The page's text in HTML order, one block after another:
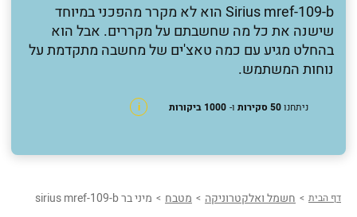
Sirius mref-109-b הוא לא מקרר מהפכני במיוחד
שישנה את כל מה שחשבתם על מקררים. אבל הוא
בהחלט מגיע עם כמה טאצ'ים של מחשבה מתקדמת על
נוחות המשתמש.
ניתחנו50 סקירות ו- 1000 ביקורות
דף הבית > חשמל ואלקטרוניקה > מטבח > מיני בר sirius mref-109-b